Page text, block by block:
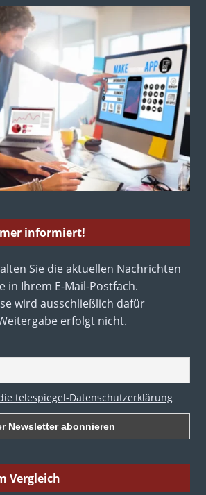
informiert!
Sie die aktuellen Nachrichten
in Ihrem E-Mail-Postfach.
wird ausschließlich dafür
erfolgt nicht.
telespiegel-Datenschutzerklärung
Vergleich